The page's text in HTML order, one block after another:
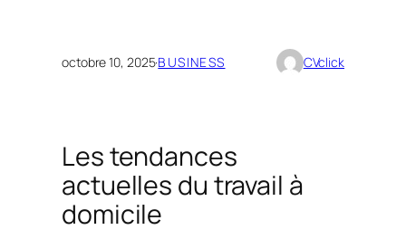
octobre 10, 2025·BUSINESS CVclick
Les tendances
actuelles du travail à
domicile